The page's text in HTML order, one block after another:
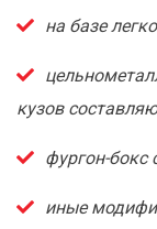
на базе
кузов
фургон-бокс
иные